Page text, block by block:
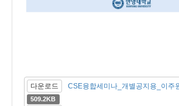
다운로드 CSE융합세미나_개별공지용_이주
509.2KB